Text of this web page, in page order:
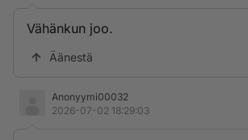
Vähänkun joo.
Äänestä
Anonyymi00032
2026-07-02 18:29:03